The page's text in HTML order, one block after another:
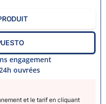
et le tarif en cliquant
engagement
ouvrées